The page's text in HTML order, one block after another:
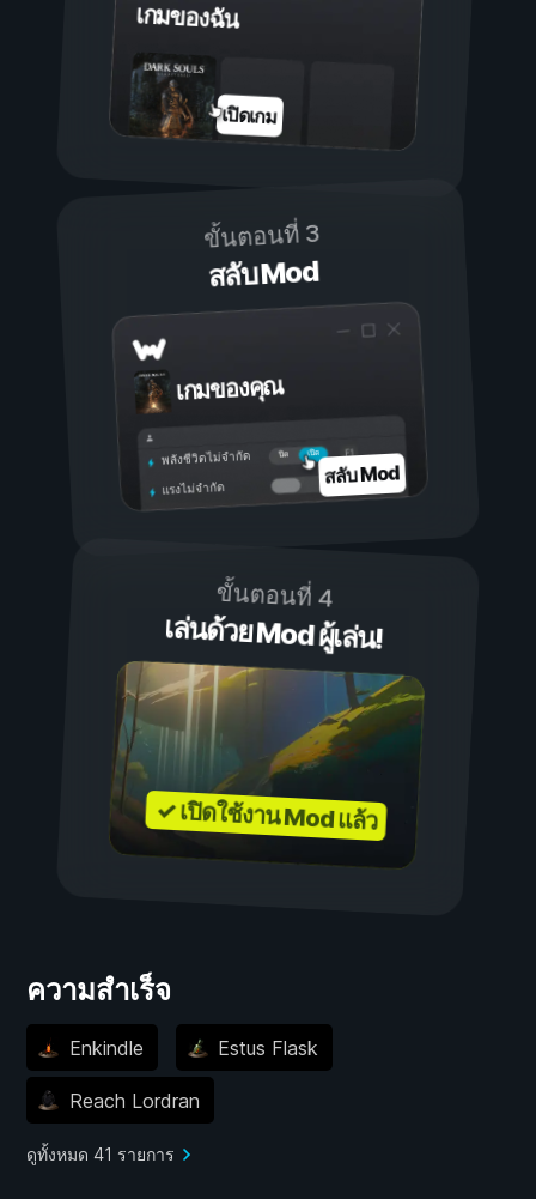
เกมของฉัน
เปิดเกม
ขั้นตอนที่ 3
สลับ Mod
เกมของคุณ
เปิด
ปิด
พลังชีวิตไม่จำกัด
แรงไม่จำกัด สลับ Mod
ขั้นตอนที่ 4
เล่นด้วย Mod ผู้เล่น!
✓ เปิดใช้งาน Mod แล้ว
ความสำเร็จ
Enkindle Estus Flask
Reach Lordran
ดูทั้งหมด 41 รายการ